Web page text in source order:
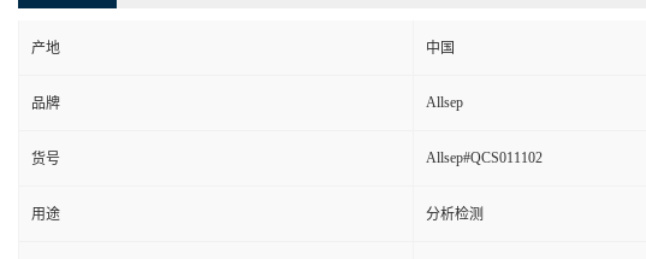
产地 中国
品牌 Allsep
货号 Allsep#QCS011102
用途 分析检测